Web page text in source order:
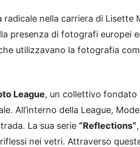
radicale nella carriera di Lisette
presenza di fotografi europei
utilizzavano la fotografia
League, un collettivo
All’interno della League,
La sua serie “Reflections”
nei vetri. Attraverso